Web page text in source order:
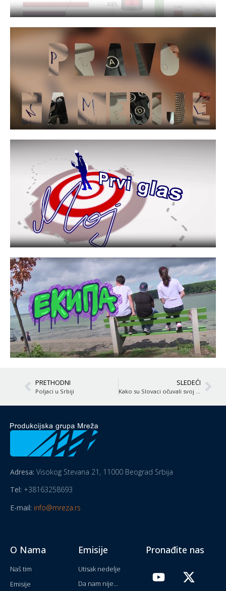
PRETHODNI
Poljaci u Srbiji
SLEDEĆI
Adresa: Visokog Stevana 21, 11000 Beograd Srbija
Tel: +38163258693
E-mail: info@mreza.rs
O Nama
Naš tim
Emisije
Emisije
Utisak nedelje
Da nam nije...
Pronađite nas